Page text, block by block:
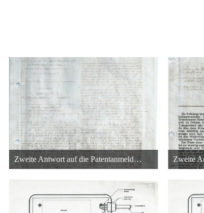
Zweite Antwort auf die Patentanmeldung des Punktschweißgeräts in Rüsselsheim - Teil2
26. Oktober 2013 um 03:25
22